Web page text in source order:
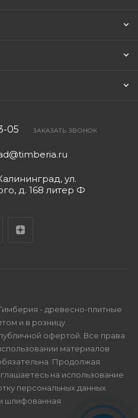
05 ЗАКАЗАТЬ ЗВОНОК
ул.
д. 168 литер Ф
- древесно-плитные
и в розницу.
офертой. Все права
материалов
Продолжая
на использование
персональных данных
шлифованная